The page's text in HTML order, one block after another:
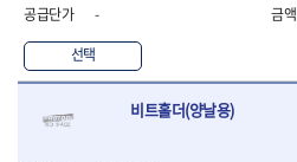
- 라쳇옵셋렌치
- 콤비네이션렌치세트
- 플레어너트렌치
- 양구스패너세트
- 옵셋렌치세트
-
선택
비트홀더(양날용)